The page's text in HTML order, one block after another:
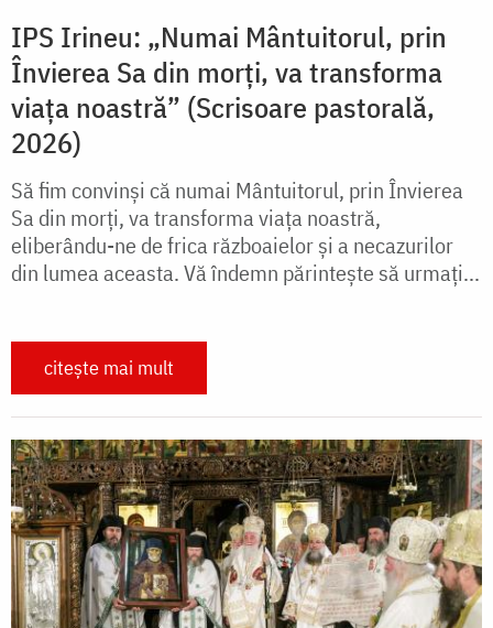
IPS Irineu: „Numai Mântuitorul, prin
Învierea Sa din morți, va transforma
viața noastră” (Scrisoare pastorală,
2026)
Să fim convinși că numai Mântuitorul, prin Învierea
Sa din morți, va transforma viața noastră,
eliberându-ne de frica războaielor și a necazurilor
din lumea aceasta. Vă îndemn părintește să urmați...
citește mai mult